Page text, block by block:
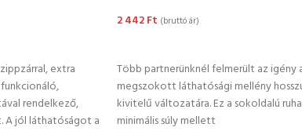
extra
rendelkező,
A jól láthatóságot a
2 442Ft (bruttó ár)
Több partnerünknél felmerült az igény
megszokott láthatósági mellény
kivitelű változatára. Ez a sokoldalú
minimális súly mellett